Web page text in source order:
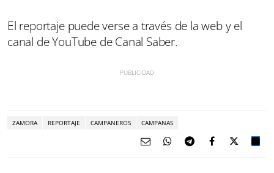
El reportaje puede verse a través de la web y el
canal de YouTube de Canal Saber.
ZAMORA REPORTAJE CAMPANEROS CAMPANAS